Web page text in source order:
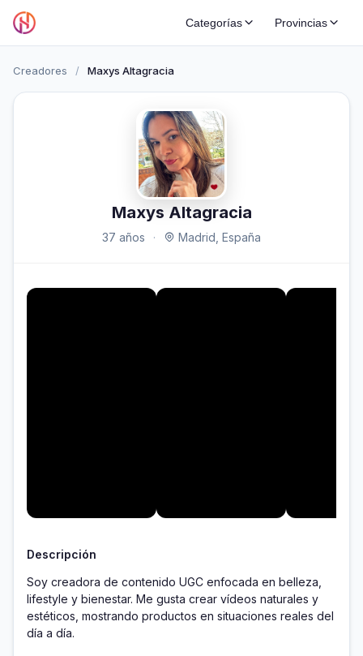
Categorías Provincias
Creadores / Maxys Altagracia
Maxys Altagracia
37 años · Madrid, España
Descripción
Soy creadora de contenido UGC enfocada en belleza,
lifestyle y bienestar. Me gusta crear vídeos naturales y
estéticos, mostrando productos en situaciones reales del
día a día.